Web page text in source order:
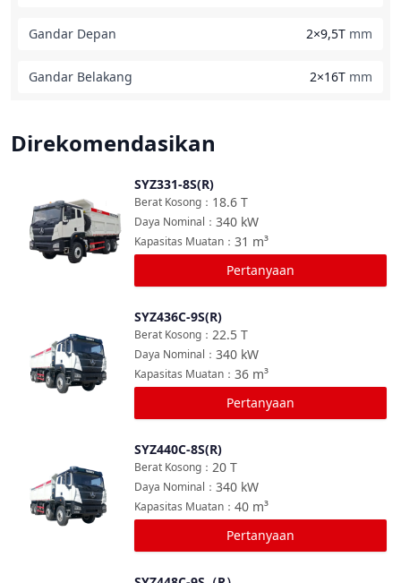
Gandar Depan 2×9,5T mm
Gandar Belakang 2×16T mm
Direkomendasikan
SYZ331-8S(R)
18.6 T
Berat Kosong ：
340 kW
Daya Nominal ：
31 m³
Kapasitas Muatan ：
Pertanyaan
SYZ436C-9S(R)
22.5 T
Berat Kosong ：
340 kW
Daya Nominal ：
36 m³
Kapasitas Muatan ：
Pertanyaan
SYZ440C-8S(R)
20 T
Berat Kosong ：
340 kW
Daya Nominal ：
40 m³
Kapasitas Muatan ：
Pertanyaan